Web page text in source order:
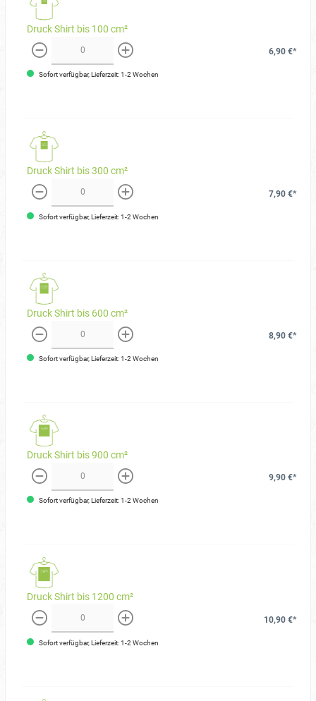
Druck Shirt bis 100 cm²
weniger mehr
6,90 €*
Sofort verfügbar, Lieferzeit: 1-2 Wochen
Druck Shirt bis 300 cm²
weniger mehr
7,90 €*
Sofort verfügbar, Lieferzeit: 1-2 Wochen
Druck Shirt bis 600 cm²
weniger mehr
8,90 €*
Sofort verfügbar, Lieferzeit: 1-2 Wochen
Druck Shirt bis 900 cm²
weniger mehr
9,90 €*
Sofort verfügbar, Lieferzeit: 1-2 Wochen
Druck Shirt bis 1200 cm²
weniger mehr
10,90 €*
Sofort verfügbar, Lieferzeit: 1-2 Wochen